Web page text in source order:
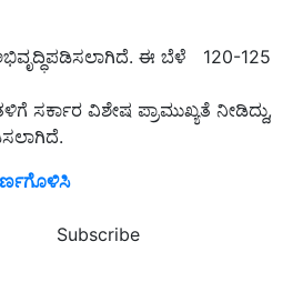
Subscribe
ಈ ಬೆಳೆ 120-125
ಸರ್ಕಾರ ವಿಶೇಷ ಪ್ರಾಮುಖ್ಯತೆ ನೀಡಿದ್ದು,